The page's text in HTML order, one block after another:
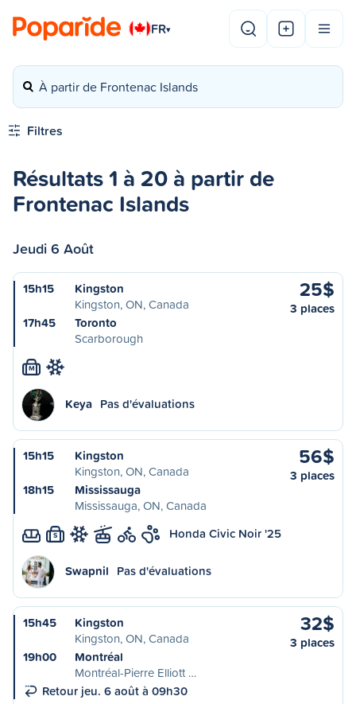
FR▾
À partir de Frontenac Islands
Filtres
Résultats 1 à 20 à partir de
Frontenac Islands
Jeudi 6 Août
15h15
Kingston
Kingston, ON, Canada
17h45
Toronto
Scarborough
25$
3 places
M
Keya Pas d'évaluations
15h15
Kingston
Kingston, ON, Canada
18h15
Mississauga
Mississauga, ON, Canada
56$
3 places
S Honda Civic Noir '25
Swapnil Pas d'évaluations
15h45
Kingston
Kingston, ON, Canada
19h00
Montréal
Montréal-Pierre Elliott …
Retour jeu. 6 août à 09h30
32$
3 places